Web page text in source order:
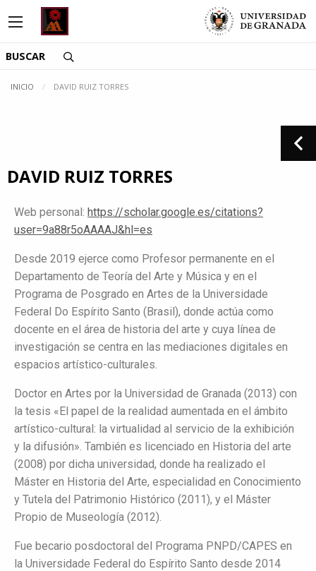
Saltar directamente al contenido
INICIO DAVID RUIZ TORRES
DAVID RUIZ TORRES
Web personal: https://scholar.google.es/citations?
user=9a88r5oAAAAJ&hl=es
Desde 2019 ejerce como Profesor permanente en el
Departamento de Teoría del Arte y Música y en el
Programa de Posgrado en Artes de la Universidade
Federal Do Espírito Santo (Brasil), donde actúa como
docente en el área de historia del arte y cuya línea de
investigación se centra en las mediaciones digitales en
espacios artístico-culturales.
Doctor en Artes por la Universidad de Granada (2013) con
la tesis «El papel de la realidad aumentada en el ámbito
artístico-cultural: la virtualidad al servicio de la exhibición
y la difusión». También es licenciado en Historia del arte
(2008) por dicha universidad, donde ha realizado el
Máster en Historia del Arte, especialidad en Conocimiento
y Tutela del Patrimonio Histórico (2011), y el Máster
Propio de Museología (2012).
Fue becario posdoctoral del Programa PNPD/CAPES en
la Universidade Federal do Espírito Santo desde 2014